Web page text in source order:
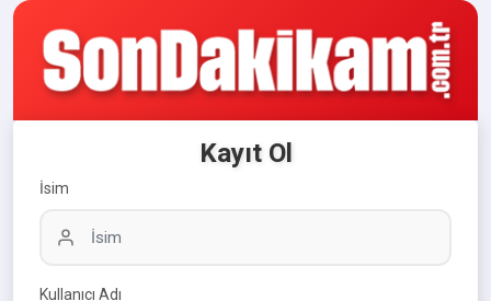
Kayıt Ol
İsim
Kullanıcı Adı